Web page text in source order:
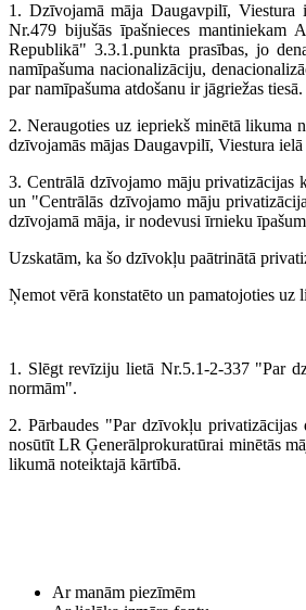
1. Dzīvojamā māja Daugavpilī, Viestura
Nr.479 bijušās īpašnieces mantiniekam
Republikā" 3.3.1.punkta prasības, jo
namīpašuma nacionalizāciju,
par namīpašuma atdošanu ir jāgriežas tiesā.
2. Neraugoties uz iepriekš minētā likuma
dzīvojamās mājas Daugavpilī, Viestura
3. Centrālā dzīvojamo māju
un "Centrālās dzīvojamo māju
dzīvojamā māja, ir nodevusi īrnieku
Uzskatām, ka šo dzīvokļu paātrinātā
Ņemot vērā konstatēto un pamatojoties
1. Slēgt revīziju lietā Nr.5.1-2-337 "Par
normām".
2. Pārbaudes "Par dzīvokļu
nosūtīt LR Ģenerālprokuratūrai minētās
likumā noteiktajā kārtībā.
Ar manām piezīmēm